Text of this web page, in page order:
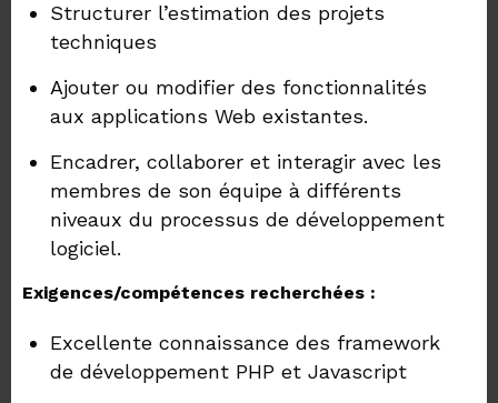
Structurer l’estimation des projets
techniques
Ajouter ou modifier des fonctionnalités
aux applications Web existantes.
Encadrer, collaborer et interagir avec les
membres de son équipe à différents
niveaux du processus de développement
logiciel.
Exigences/compétences recherchées :
Excellente connaissance des framework
de développement PHP et Javascript